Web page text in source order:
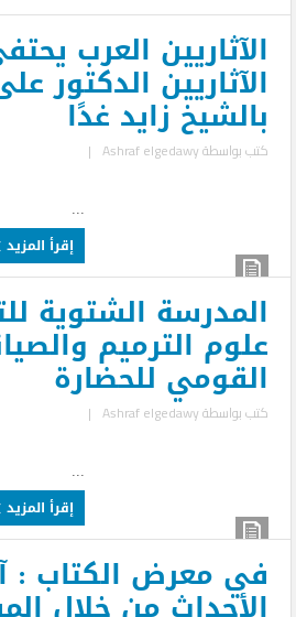
الآثاريين العرب
الآثاريين الدكتور
بالشيخ زايد غدًا
كتب بواسطةAshraf elgedawy
|
إقرأ المزيد
المدرسة الشتوية
علوم الترميم
القومي للحضارة
كتب بواسطةAshraf elgedawy
|
إقرأ المزيد
في معرض الكتاب :